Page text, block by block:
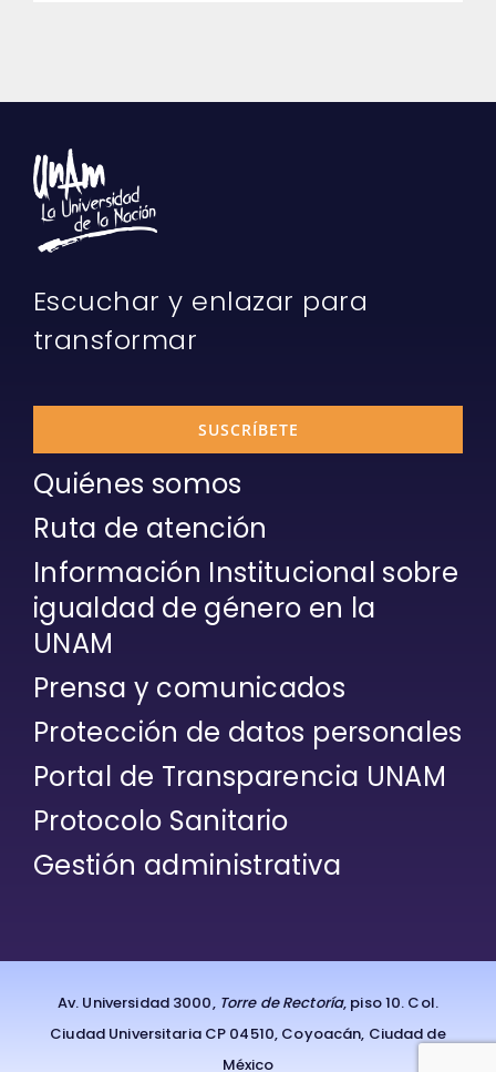
Escuchar y enlazar para
transformar
SUSCRÍBETE
Quiénes somos
Ruta de atención
Información Institucional sobre
igualdad de género en la
UNAM
Prensa y comunicados
Protección de datos personales
Portal de Transparencia UNAM
Protocolo Sanitario
Gestión administrativa
Av. Universidad 3000, Torre de Rectoría, piso 10. Col.
Ciudad Universitaria CP 04510, Coyoacán, Ciudad de
México